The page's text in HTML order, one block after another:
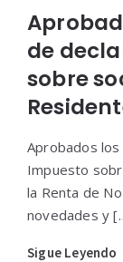
de
sobre
Aprobados
Impuesto
la Renta de
novedades y
Sigue Leyendo